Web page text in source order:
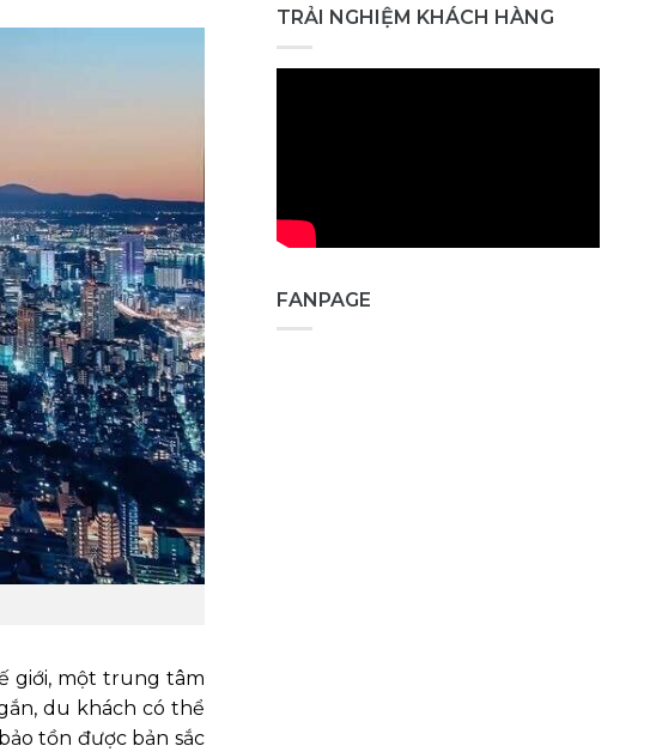
giới, một trung tâm
du khách có thể
tồn được bản sắc
TRẢI NGHIỆM KHÁCH HÀNG
FANPAGE